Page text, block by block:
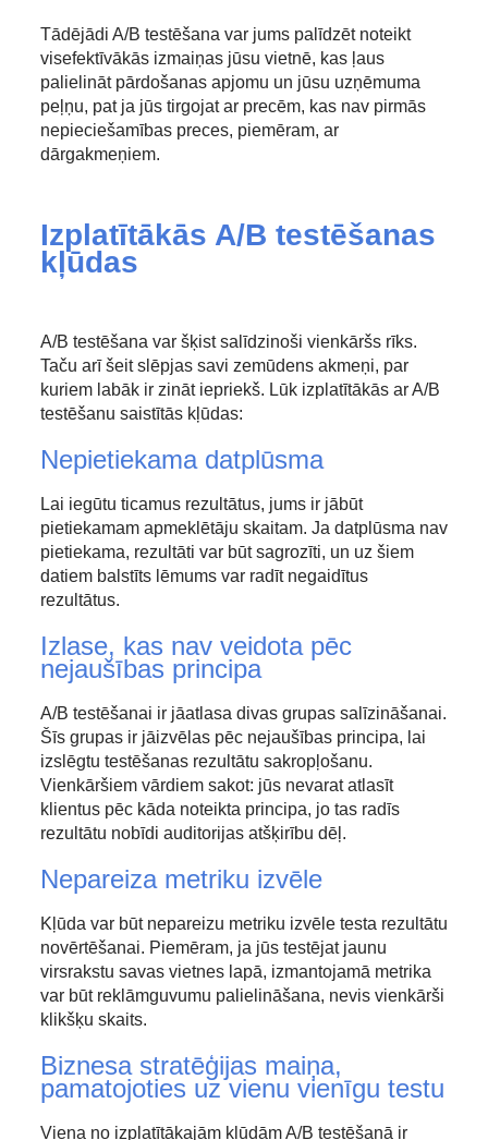
Tādējādi A/B testēšana var jums palīdzēt noteikt
visefektīvākās izmaiņas jūsu vietnē, kas ļaus
palielināt pārdošanas apjomu un jūsu uzņēmuma
peļņu, pat ja jūs tirgojat ar precēm, kas nav pirmās
nepieciešamības preces, piemēram, ar
dārgakmeņiem.
Izplatītākās A/B testēšanas
kļūdas
A/B testēšana var šķist salīdzinoši vienkāršs rīks.
Taču arī šeit slēpjas savi zemūdens akmeņi, par
kuriem labāk ir zināt iepriekš. Lūk izplatītākās ar A/B
testēšanu saistītās kļūdas:
Nepietiekama datplūsma
Lai iegūtu ticamus rezultātus, jums ir jābūt
pietiekamam apmeklētāju skaitam. Ja datplūsma nav
pietiekama, rezultāti var būt sagrozīti, un uz šiem
datiem balstīts lēmums var radīt negaidītus
rezultātus.
Izlase, kas nav veidota pēc
nejaušības principa
A/B testēšanai ir jāatlasa divas grupas salīzināšanai.
Šīs grupas ir jāizvēlas pēc nejaušības principa, lai
izslēgtu testēšanas rezultātu sakropļošanu.
Vienkāršiem vārdiem sakot: jūs nevarat atlasīt
klientus pēc kāda noteikta principa, jo tas radīs
rezultātu nobīdi auditorijas atšķirību dēļ.
Nepareiza metriku izvēle
Kļūda var būt nepareizu metriku izvēle testa rezultātu
novērtēšanai. Piemēram, ja jūs testējat jaunu
virsrakstu savas vietnes lapā, izmantojamā metrika
var būt reklāmguvumu palielināšana, nevis vienkārši
klikšķu skaits.
Biznesa stratēģijas maiņa,
pamatojoties uz vienu vienīgu testu
Viena no izplatītākajām kļūdām A/B testēšanā ir